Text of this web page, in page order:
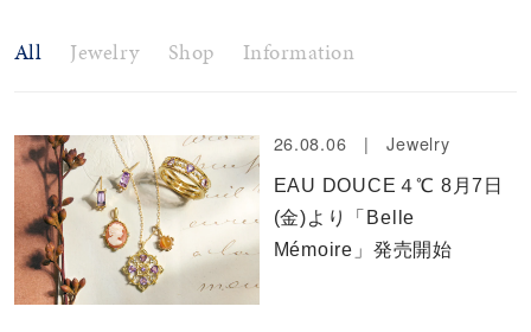
#ダイヤモンド ネックレス
#eギフト
ブランド
カテゴリー すべてのジュエリー
素材
All Jewelry Shop Information
26.08.06 |Jewelry
EAU DOUCE４℃ 8月7日
(金)より「Belle
Mémoire」発売開始